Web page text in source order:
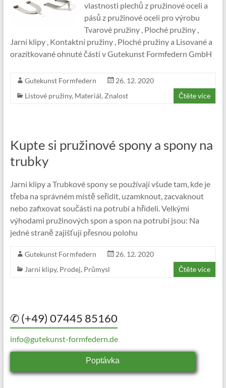
vlastnosti plechů z pružinové oceli a
pásů z pružinové oceli pro výrobu
Tvarové pružiny , Ploché pružiny ,
Jarní klipy , Kontaktní pružiny , Ploché pružiny a Lisované a
orazítkované ohnuté části v Gutekunst Formfedern GmbH
Gutekunst Formfedern
26. 12. 2020
Listové pružiny, Materiál, Znalost Čtěte více
Kupte si pružinové spony a spony na
trubky
Jarní klipy a Trubkové spony se používají všude tam, kde je
třeba na správném místě seřídit, uzamknout, zacvaknout
nebo zafixovat součásti na potrubí a hřídeli. Velkými
výhodami pružinových spon a spon na potrubí jsou: Na
jedné straně zajišťují přesnou polohu
Gutekunst Formfedern
26. 12. 2020
Jarní klipy, Prodej, Průmysl Čtěte více
✆ (+49) 07445 85160
info@gutekunst-formfedern.de
Poptávka